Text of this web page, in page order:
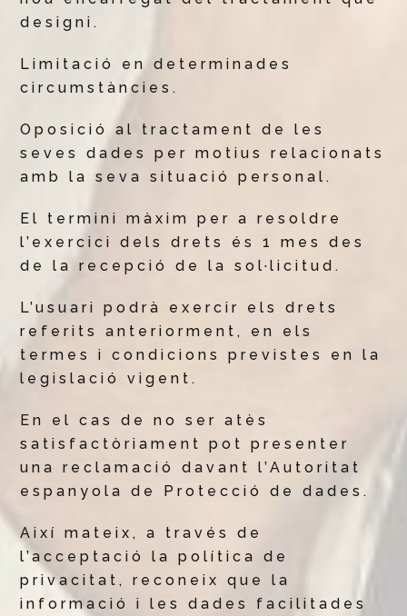
designi.
Limitació en determinades
circumstàncies.
Oposició al tractament de les
seves dades per motius relacionats
amb la seva situació personal.
El termini màxim per a resoldre
l’exercici dels drets és 1 mes des
de la recepció de la sol·licitud.
L’usuari podrà exercir els drets
referits anteriorment, en els
termes i condicions previstes en la
legislació vigent.
En el cas de no ser atès
satisfactòriament pot presenter
una reclamació davant l’Autoritat
espanyola de Protecció de dades.
Així mateix, a través de
l’acceptació la política de
privacitat, reconeix que la
informació i les dades facilitades